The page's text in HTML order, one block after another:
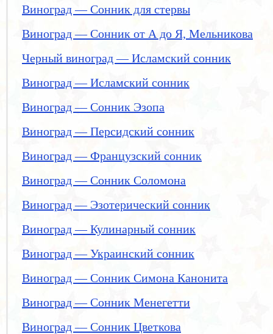
Виноград — Сонник для стервы
Виноград — Сонник от А до Я, Мельникова
Черный виноград — Исламский сонник
Виноград — Исламский сонник
Виноград — Сонник Эзопа
Виноград — Персидский сонник
Виноград — Французский сонник
Виноград — Сонник Соломона
Виноград — Эзотерический сонник
Виноград — Кулинарный сонник
Виноград — Украинский сонник
Виноград — Сонник Симона Канонита
Виноград — Сонник Менегетти
Виноград — Сонник Цветкова